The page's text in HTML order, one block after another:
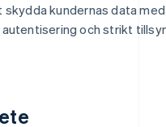
kundernas data med
och strikt